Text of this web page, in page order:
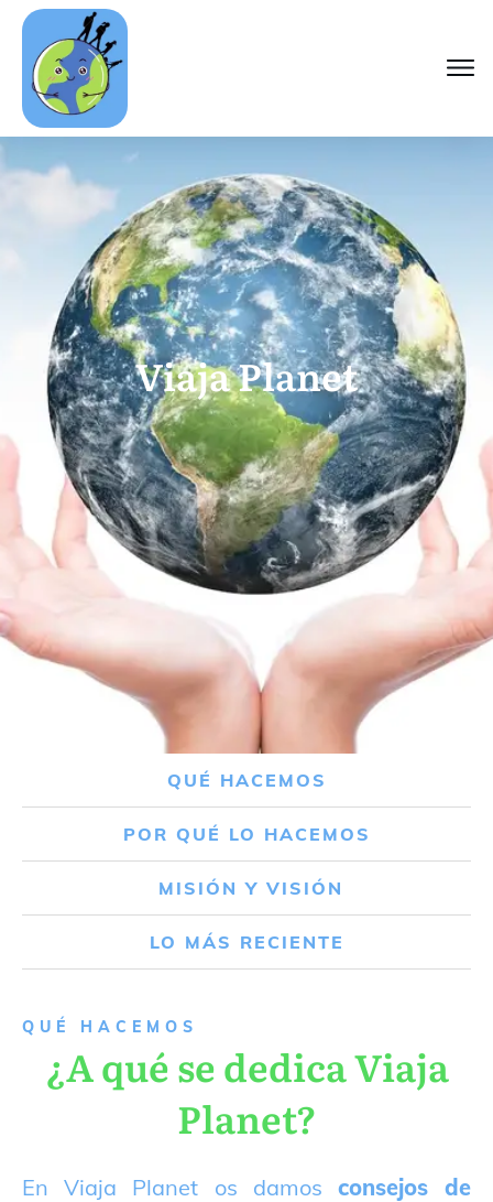
Viaja Planet
QUÉ HACEMOS
POR QUÉ LO HACEMOS
MISIÓN Y VISIÓN
LO MÁS RECIENTE
QUÉ HACEMOS
¿A qué se dedica Viaja
Planet?
En Viaja Planet os damos consejos de